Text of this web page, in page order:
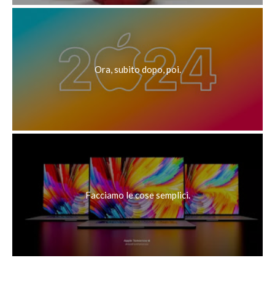
Ora, subito dopo, poi.
Facciamo le cose semplici.